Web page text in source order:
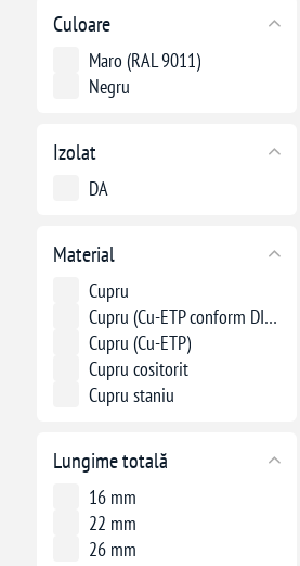
Culoare
Maro (RAL 9011)
Negru
Izolat
DA
Material
Cupru
Cupru (Cu-ETP conform DIN EN 13600)
Cupru (Cu-ETP)
Cupru cositorit
Cupru staniu
Lungime totală
16 mm
22 mm
26 mm